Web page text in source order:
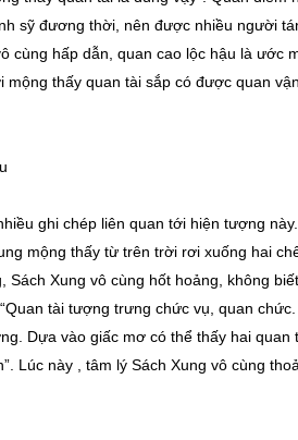
sỹ đương thời, nên được nhiều người
cùng hấp dẫn, quan cao lộc hậu là ước
thấy quan tài sắp có được quan
ghi chép liên quan tới hiện tượng
mộng thấy từ trên trời rơi xuống hai
Xung vô cùng hốt hoảng, không
tài tượng trưng chức vụ, quan
Dựa vào giấc mơ có thể thấy hai quan
Lúc này , tâm lý Sách Xung vô cùng